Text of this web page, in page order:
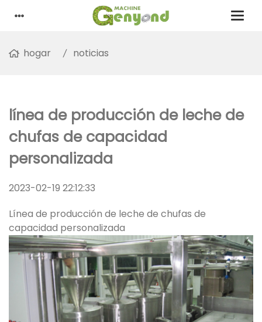
hogar noticias
línea de producción de leche de
chufas de capacidad
personalizada
2023-02-19 22:12:33
Línea de producción de leche de chufas de
capacidad personalizada